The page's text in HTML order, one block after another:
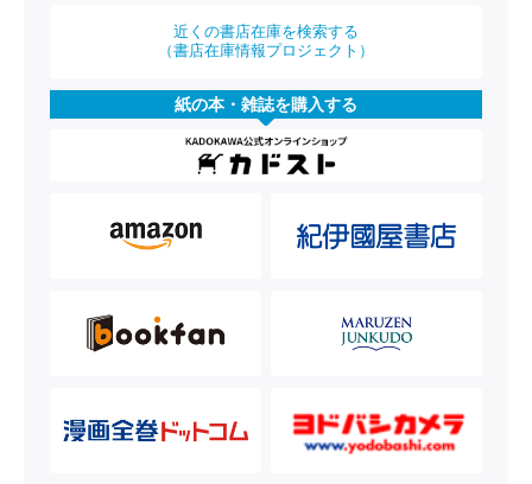
近くの書店在庫を検索する
（書店在庫情報プロジェクト）
紙の本・雑誌を購入する